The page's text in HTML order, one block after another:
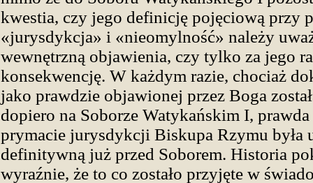
kwestia, czy jego definicję pojęciową przy
«jurysdykcja» i «nieomylność» należy
wewnętrzną objawienia, czy tylko za jego
konsekwencję. W każdym razie, chociaż
jako prawdzie objawionej przez Boga
dopiero na Soborze Watykańskim I,
prymacie jurysdykcji Biskupa Rzymu była
definitywną już przed Soborem. Historia
wyraźnie, że to co zostało przyjęte w